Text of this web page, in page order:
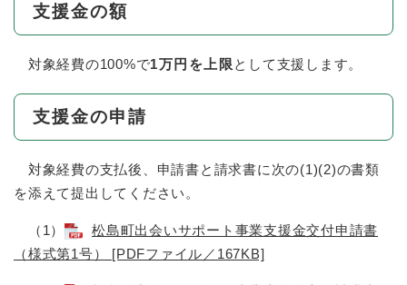
支援金の額
対象経費の100%で1万円を 上限 として支援します。
支援金の申請
対象経費の支払後、申請書と請求書に次の(1)(2)の書類
を添えて提出してください。
（1）
松島町出会いサポート事業支援金交付申請書
（様式第1号） [PDFファイル／167KB]